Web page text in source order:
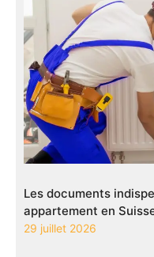
Les documents
appartement en
29 juillet 2026